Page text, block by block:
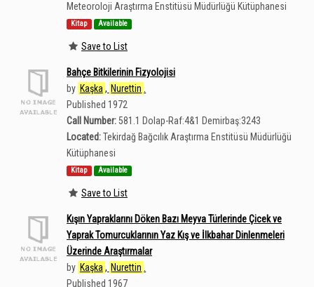
Meteoroloji Araştırma Enstitüsü Müdürlüğü Kütüphanesi
Kitap Available
Save to List
Bahçe Bitkilerinin Fizyolojisi
by Kaşka , Nurettin
Published 1972
Call Number:581.1 Dolap-Raf:4&1 Demirbaş:3243
Located:Tekirdağ Bağcılık Araştırma Enstitüsü Müdürlüğü
Kütüphanesi
Kitap Available
Save to List
Kışın Yapraklarını Döken Bazı Meyva Türlerinde Çicek ve
Yaprak Tomurcuklarının Yaz Kış ve İlkbahar Dinlenmeleri
Üzerinde Araştırmalar
by Kaşka , Nurettin
Published 1967